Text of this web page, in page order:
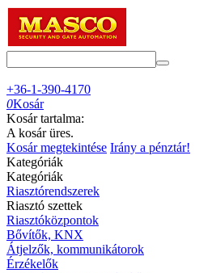
+36-1-390-4170
0Kosár
Kosár tartalma:
A kosár üres.
Kosár megtekintése Irány a pénztár!
Kategóriák
Kategóriák
Riasztórendszerek
Riasztó szettek
Riasztóközpontok
Bővítők, KNX
Átjelzők, kommunikátorok
Érzékelők